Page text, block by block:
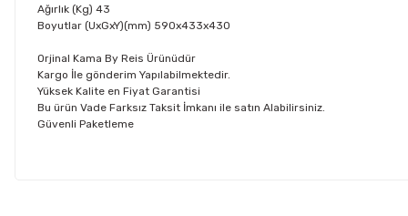
Ağırlık (Kg) 43
Boyutlar (UxGxY)(mm) 590x433x430
Orjinal Kama By Reis Ürünüdür
Kargo İle gönderim Yapılabilmektedir.
Yüksek Kalite en Fiyat Garantisi
Bu ürün Vade Farksız Taksit İmkanı ile satın Alabilirsiniz.
Güvenli Paketleme